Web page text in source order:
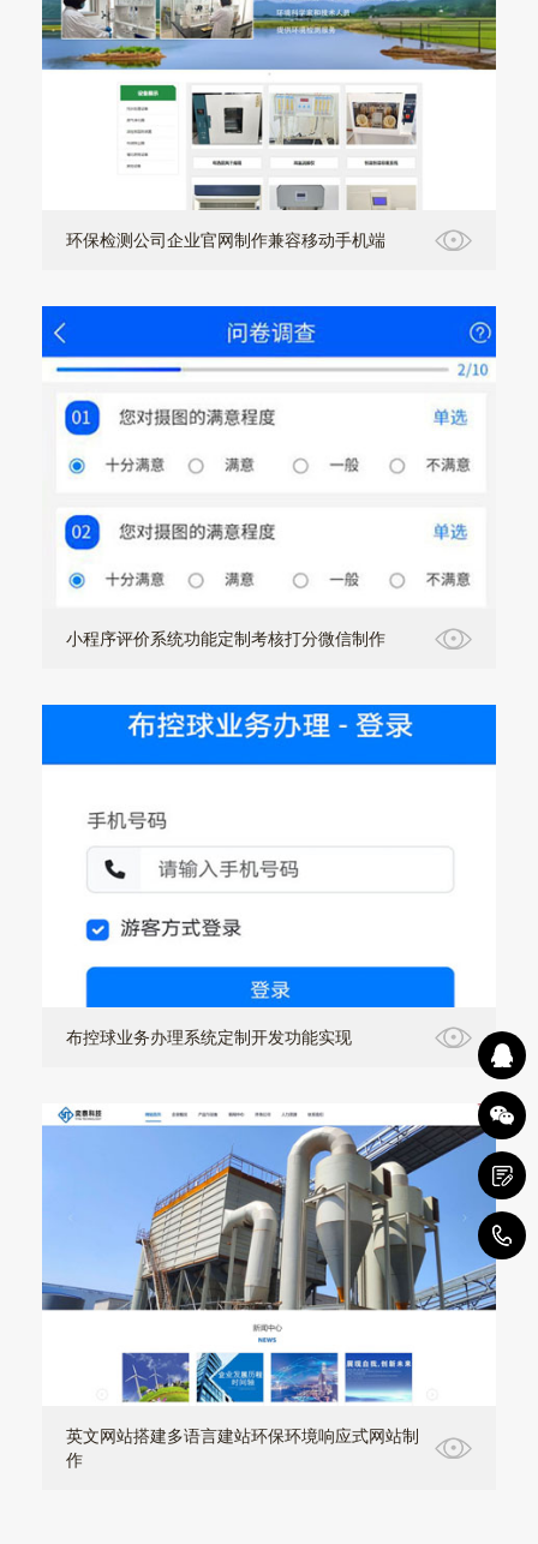
环保检测公司企业官网制作兼容移动手机端
小程序评价系统功能定制考核打分微信制作
布控球业务办理系统定制开发功能实现
英文网站搭建多语言建站环保环境响应式网站制
作